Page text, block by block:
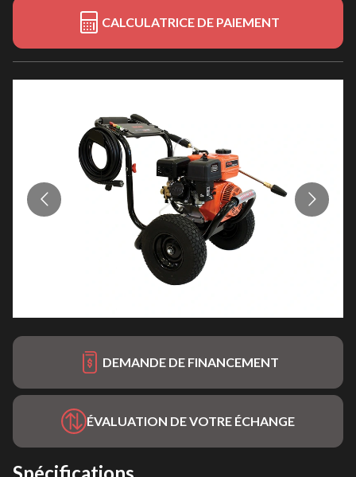
CALCULATRICE DE PAIEMENT
DEMANDE DE FINANCEMENT
ÉVALUATION DE VOTRE ÉCHANGE